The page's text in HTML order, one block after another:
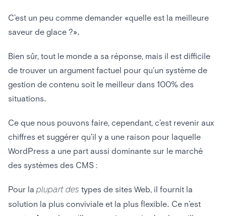
C’est un peu comme demander «quelle est la meilleure
saveur de glace ?».
Bien sûr, tout le monde a sa réponse, mais il est difficile
de trouver un argument factuel pour qu’un système de
gestion de contenu soit le meilleur dans 100% des
situations.
Ce que nous pouvons faire, cependant, c’est revenir aux
chiffres et suggérer qu’il y a une raison pour laquelle
WordPress a une part aussi dominante sur le marché
des systèmes des CMS :
Pour la plupart des types de sites Web, il fournit la
solution la plus conviviale et la plus flexible. Ce n’est